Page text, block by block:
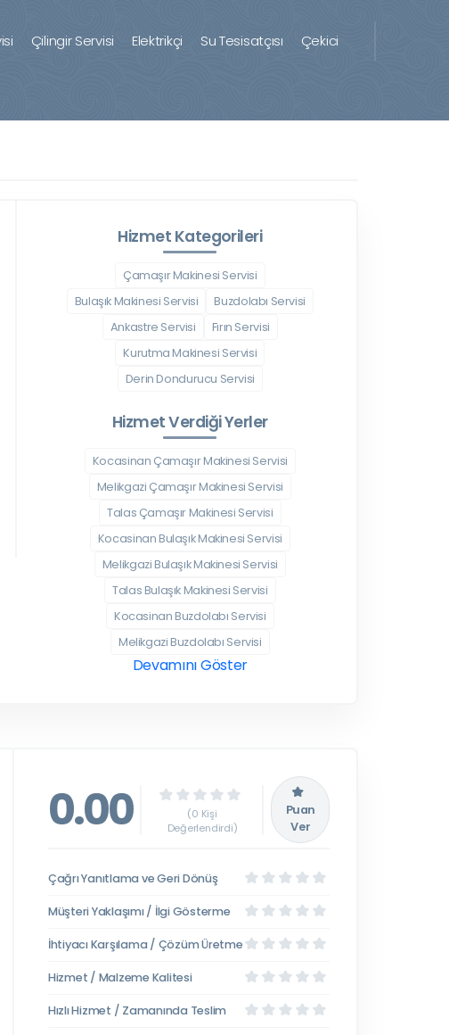
Çilingir Servisi Elektrikçi Su Tesisatçısı Çekici
Hizmet Kategorileri
Çamaşır Makinesi Servisi
Bulaşık Makinesi Servisi
Buzdolabı Servisi
Ankastre Servisi
Fırın Servisi
Kurutma Makinesi Servisi
Derin Dondurucu Servisi
Hizmet Verdiği Yerler
Kocasinan Çamaşır Makinesi Servisi
Melikgazi Çamaşır Makinesi Servisi
Talas Çamaşır Makinesi Servisi
Kocasinan Bulaşık Makinesi Servisi
Melikgazi Bulaşık Makinesi Servisi
Talas Bulaşık Makinesi Servisi
Kocasinan Buzdolabı Servisi
Melikgazi Buzdolabı Servisi
Devamını Göster
0.00
(0 Kişi
Değerlendirdi)
Puan
Ver
Çağrı Yanıtlama ve Geri Dönüş
Müşteri Yaklaşımı / İlgi Gösterme
İhtiyacı Karşılama / Çözüm Üretme
Hizmet / Malzeme Kalitesi
Hızlı Hizmet / Zamanında Teslim